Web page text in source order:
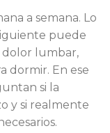
a semana. Lo
puede
dolor lumbar,
dormir. En ese
si la
y si realmente